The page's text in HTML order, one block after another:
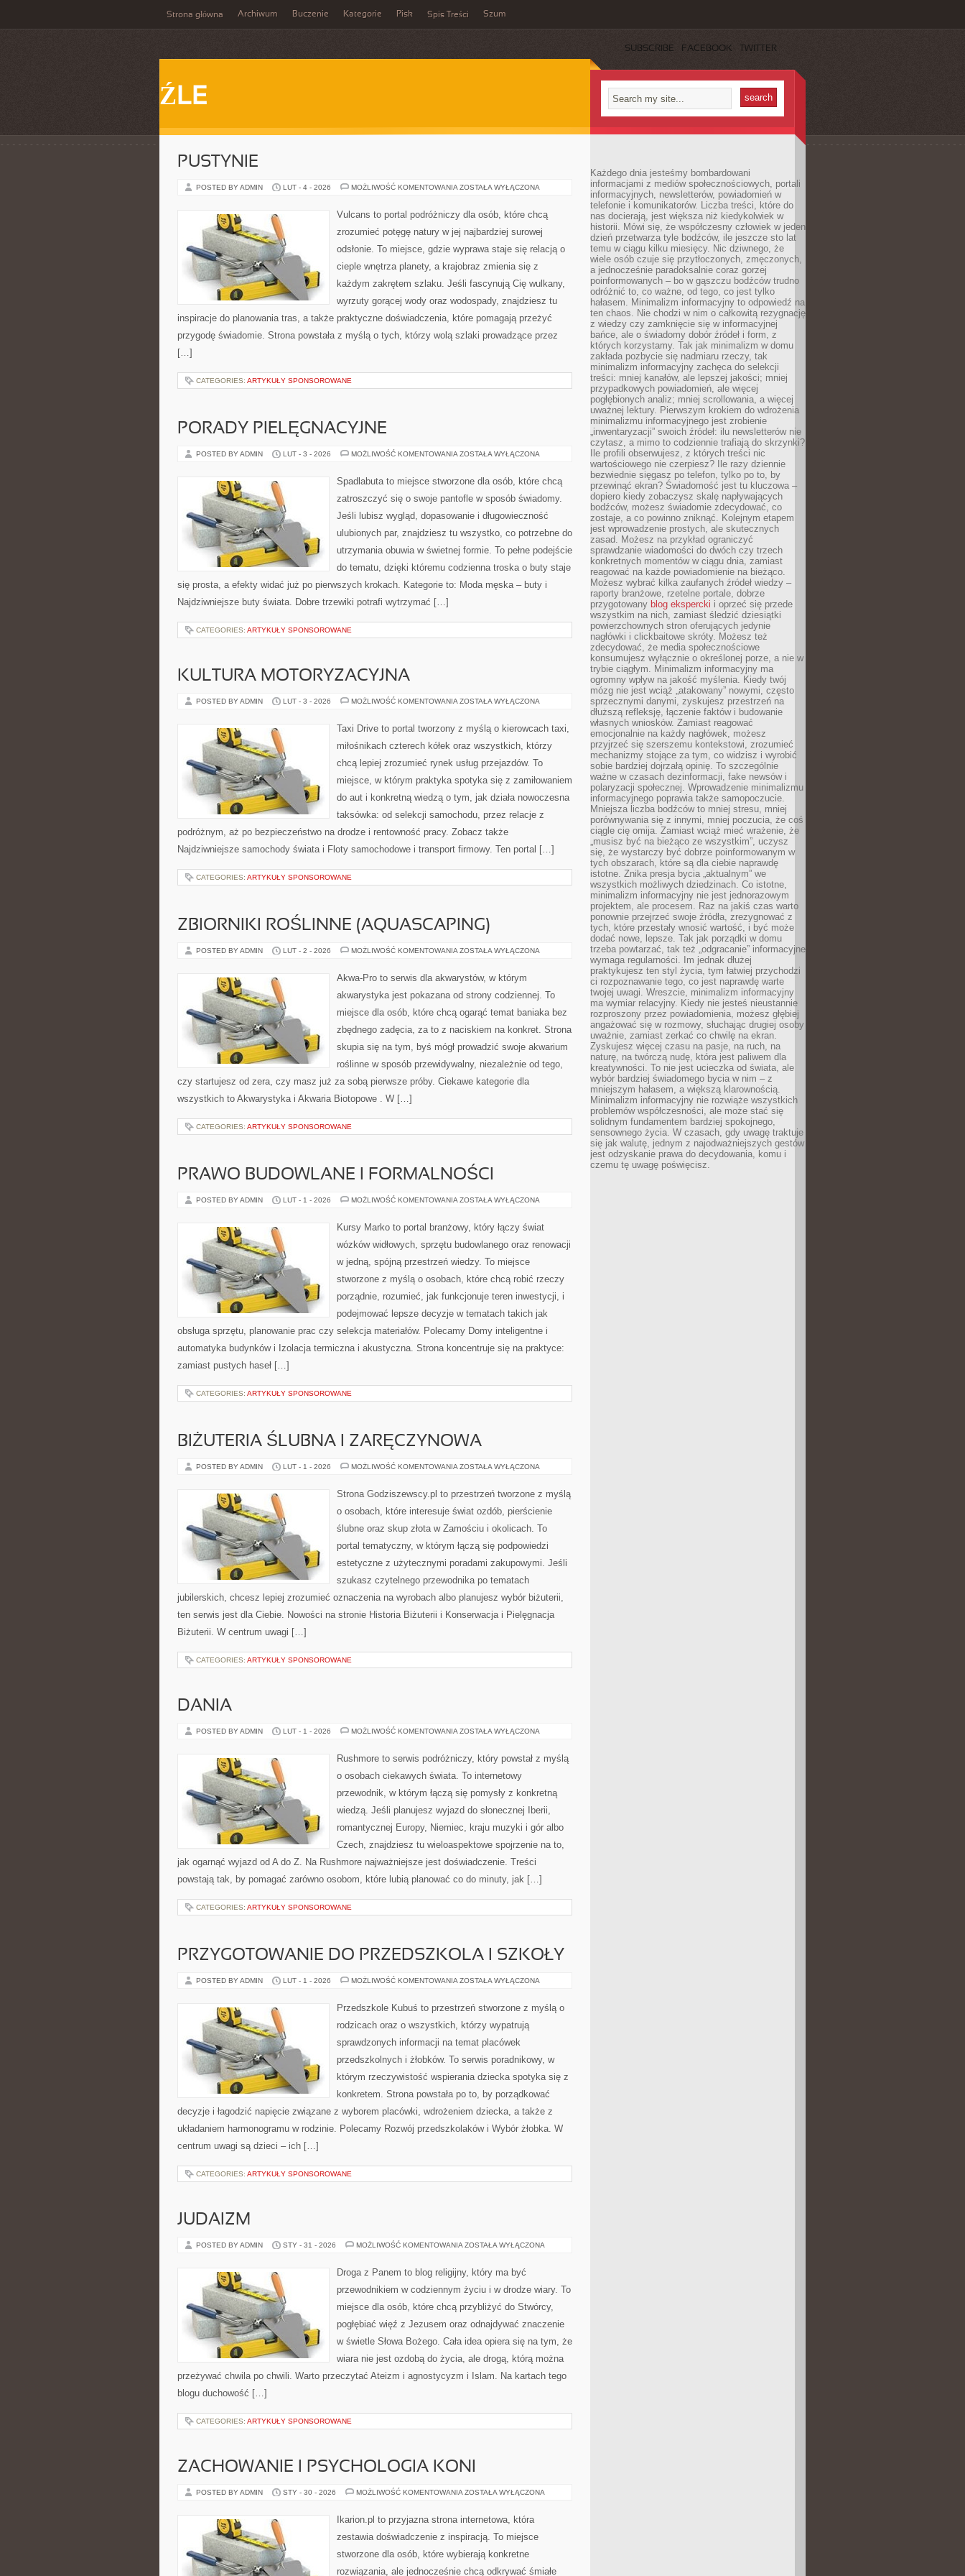
Strona główna Archiwum Buczenie Kategorie Pisk Spis Treści Szum
SUBSCRIBE FACEBOOK TWITTER
ŹLE
PUSTYNIE
POSTED BY ADMIN LUT - 4 - 2026 MOŻLIWOŚĆ KOMENTOWANIA PUSTYNIE
ZOSTAŁA WYŁĄCZONA
Vulcans to portal podróżniczy dla osób, które chcą
zrozumieć potęgę natury w jej najbardziej surowej
odsłonie. To miejsce, gdzie wyprawa staje się relacją o
cieple wnętrza planety, a krajobraz zmienia się z
każdym zakrętem szlaku. Jeśli fascynują Cię wulkany,
wyrzuty gorącej wody oraz wodospady, znajdziesz tu
inspiracje do planowania tras, a także praktyczne doświadczenia, które pomagają przeżyć
przygodę świadomie. Strona powstała z myślą o tych, którzy wolą szlaki prowadzące przez
[…]
CATEGORIES: ARTYKUŁY SPONSOROWANE
PORADY PIELĘGNACYJNE
POSTED BY ADMIN LUT - 3 - 2026 MOŻLIWOŚĆ KOMENTOWANIA PORADY
ZOSTAŁA WYŁĄCZONA
Spadlabuta to miejsce stworzone dla osób, które chcą
zatroszczyć się o swoje pantofle w sposób świadomy.
Jeśli lubisz wygląd, dopasowanie i długowieczność
ulubionych par, znajdziesz tu wszystko, co potrzebne do
utrzymania obuwia w świetnej formie. To pełne podejście
do tematu, dzięki któremu codzienna troska o buty staje
się prosta, a efekty widać już po pierwszych krokach. Kategorie to: Moda męska – buty i
Najdziwniejsze buty świata. Dobre trzewiki potrafi wytrzymać […]
CATEGORIES: ARTYKUŁY SPONSOROWANE
KULTURA MOTORYZACYJNA
POSTED BY ADMIN LUT - 3 - 2026 MOŻLIWOŚĆ KOMENTOWANIA KULTURA
ZOSTAŁA WYŁĄCZONA
Taxi Drive to portal tworzony z myślą o kierowcach taxi,
miłośnikach czterech kółek oraz wszystkich, którzy
chcą lepiej zrozumieć rynek usług przejazdów. To
miejsce, w którym praktyka spotyka się z zamiłowaniem
do aut i konkretną wiedzą o tym, jak działa nowoczesna
taksówka: od selekcji samochodu, przez relacje z
podróżnym, aż po bezpieczeństwo na drodze i rentowność pracy. Zobacz także
Najdziwniejsze samochody świata i Floty samochodowe i transport firmowy. Ten portal […]
CATEGORIES: ARTYKUŁY SPONSOROWANE
ZBIORNIKI ROŚLINNE (AQUASCAPING)
POSTED BY ADMIN LUT - 2 - 2026 MOŻLIWOŚĆ KOMENTOWANIA ZBIORNIKI
ZOSTAŁA WYŁĄCZONA
Akwa-Pro to serwis dla akwarystów, w którym
akwarystyka jest pokazana od strony codziennej. To
miejsce dla osób, które chcą ogarąć temat baniaka bez
zbędnego zadęcia, za to z naciskiem na konkret. Strona
skupia się na tym, byś mógł prowadzić swoje akwarium
roślinne w sposób przewidywalny, niezależnie od tego,
czy startujesz od zera, czy masz już za sobą pierwsze próby. Ciekawe kategorie dla
wszystkich to Akwarystyka i Akwaria Biotopowe . W […]
CATEGORIES: ARTYKUŁY SPONSOROWANE
PRAWO BUDOWLANE I FORMALNOŚCI
POSTED BY ADMIN LUT - 1 - 2026 MOŻLIWOŚĆ KOMENTOWANIA PRAWO
FORMALNOŚCI
ZOSTAŁA WYŁĄCZONA
Kursy Marko to portal branżowy, który łączy świat
wózków widłowych, sprzętu budowlanego oraz renowacji
w jedną, spójną przestrzeń wiedzy. To miejsce
stworzone z myślą o osobach, które chcą robić rzeczy
porządnie, rozumieć, jak funkcjonuje teren inwestycji, i
podejmować lepsze decyzje w tematach takich jak
obsługa sprzętu, planowanie prac czy selekcja materiałów. Polecamy Domy inteligentne i
automatyka budynków i Izolacja termiczna i akustyczna. Strona koncentruje się na praktyce:
zamiast pustych haseł […]
CATEGORIES: ARTYKUŁY SPONSOROWANE
BIŻUTERIA ŚLUBNA I ZARĘCZYNOWA
POSTED BY ADMIN LUT - 1 - 2026 MOŻLIWOŚĆ KOMENTOWANIA BIŻUTERIA
ZARĘCZYNOWA
ZOSTAŁA WYŁĄCZONA
Strona Godziszewscy.pl to przestrzeń tworzone z myślą
o osobach, które interesuje świat ozdób, pierścienie
ślubne oraz skup złota w Zamościu i okolicach. To
portal tematyczny, w którym łączą się podpowiedzi
estetyczne z użytecznymi poradami zakupowymi. Jeśli
szukasz czytelnego przewodnika po tematach
jubilerskich, chcesz lepiej zrozumieć oznaczenia na wyrobach albo planujesz wybór biżuterii,
ten serwis jest dla Ciebie. Nowości na stronie Historia Biżuterii i Konserwacja i Pielęgnacja
Biżuterii. W centrum uwagi […]
CATEGORIES: ARTYKUŁY SPONSOROWANE
DANIA
POSTED BY ADMIN LUT - 1 - 2026 MOŻLIWOŚĆ KOMENTOWANIA DANIA
ZOSTAŁA WYŁĄCZONA
Rushmore to serwis podróżniczy, który powstał z myślą
o osobach ciekawych świata. To internetowy
przewodnik, w którym łączą się pomysły z konkretną
wiedzą. Jeśli planujesz wyjazd do słonecznej Iberii,
romantycznej Europy, Niemiec, kraju muzyki i gór albo
Czech, znajdziesz tu wieloaspektowe spojrzenie na to,
jak ogarnąć wyjazd od A do Z. Na Rushmore najważniejsze jest doświadczenie. Treści
powstają tak, by pomagać zarówno osobom, które lubią planować co do minuty, jak […]
CATEGORIES: ARTYKUŁY SPONSOROWANE
PRZYGOTOWANIE DO PRZEDSZKOLA I SZKOŁY
POSTED BY ADMIN LUT - 1 - 2026 MOŻLIWOŚĆ KOMENTOWANIA PRZYGOTOWANIE
SZKOŁY
ZOSTAŁA WYŁĄCZONA
Przedszkole Kubuś to przestrzeń stworzone z myślą o
rodzicach oraz o wszystkich, którzy wypatrują
sprawdzonych informacji na temat placówek
przedszkolnych i żłobków. To serwis poradnikowy, w
którym rzeczywistość wspierania dziecka spotyka się z
konkretem. Strona powstała po to, by porządkować
decyzje i łagodzić napięcie związane z wyborem placówki, wdrożeniem dziecka, a także z
układaniem harmonogramu w rodzinie. Polecamy Rozwój przedszkolaków i Wybór żłobka. W
centrum uwagi są dzieci – ich […]
CATEGORIES: ARTYKUŁY SPONSOROWANE
JUDAIZM
POSTED BY ADMIN STY - 31 - 2026 MOŻLIWOŚĆ KOMENTOWANIA JUDAIZM
ZOSTAŁA WYŁĄCZONA
Droga z Panem to blog religijny, który ma być
przewodnikiem w codziennym życiu i w drodze wiary. To
miejsce dla osób, które chcą przybliżyć do Stwórcy,
pogłębiać więź z Jezusem oraz odnajdywać znaczenie
w świetle Słowa Bożego. Cała idea opiera się na tym, że
wiara nie jest ozdobą do życia, ale drogą, którą można
przeżywać chwila po chwili. Warto przeczytać Ateizm i agnostycyzm i Islam. Na kartach tego
blogu duchowość […]
CATEGORIES: ARTYKUŁY SPONSOROWANE
ZACHOWANIE I PSYCHOLOGIA KONI
POSTED BY ADMIN STY - 30 - 2026 MOŻLIWOŚĆ KOMENTOWANIA ZACHOWANIE
KONI
ZOSTAŁA WYŁĄCZONA
Ikarion.pl to przyjazna strona internetowa, która
zestawia doświadczenie z inspiracją. To miejsce
stworzone dla osób, które wybierają konkretne
rozwiązania, ale jednocześnie chcą odkrywać śmiałe
Każdego dnia jesteśmy bombardowani
informacjami z mediów społecznościowych, portali
informacyjnych, newsletterów, powiadomień w
telefonie i komunikatorów. Liczba treści, które do
nas docierają, jest większa niż kiedykolwiek w
historii. Mówi się, że współczesny człowiek w jeden
dzień przetwarza tyle bodźców, ile jeszcze sto lat
temu w ciągu kilku miesięcy. Nic dziwnego, że
wiele osób czuje się przytłoczonych, zmęczonych,
a jednocześnie paradoksalnie coraz gorzej
poinformowanych – bo w gąszczu bodźców trudno
odróżnić to, co ważne, od tego, co jest tylko
hałasem. Minimalizm informacyjny to odpowiedź na
ten chaos. Nie chodzi w nim o całkowitą rezygnację
z wiedzy czy zamknięcie się w informacyjnej
bańce, ale o świadomy dobór źródeł i form, z
których korzystamy. Tak jak minimalizm w domu
zakłada pozbycie się nadmiaru rzeczy, tak
minimalizm informacyjny zachęca do selekcji
treści: mniej kanałów, ale lepszej jakości; mniej
przypadkowych powiadomień, ale więcej
pogłębionych analiz; mniej scrollowania, a więcej
uważnej lektury. Pierwszym krokiem do wdrożenia
minimalizmu informacyjnego jest zrobienie
„inwentaryzacji” swoich źródeł: ilu newsletterów nie
czytasz, a mimo to codziennie trafiają do skrzynki?
Ile profili obserwujesz, z których treści nic
wartościowego nie czerpiesz? Ile razy dziennie
bezwiednie sięgasz po telefon, tylko po to, by
przewinąć ekran? Świadomość jest tu kluczowa –
dopiero kiedy zobaczysz skalę napływających
bodźców, możesz świadomie zdecydować, co
zostaje, a co powinno zniknąć. Kolejnym etapem
jest wprowadzenie prostych, ale skutecznych
zasad. Możesz na przykład ograniczyć
sprawdzanie wiadomości do dwóch czy trzech
konkretnych momentów w ciągu dnia, zamiast
reagować na każde powiadomienie na bieżąco.
Możesz wybrać kilka zaufanych źródeł wiedzy –
raporty branżowe, rzetelne portale, dobrze
przygotowany blog ekspercki i oprzeć się przede
wszystkim na nich, zamiast śledzić dziesiątki
powierzchownych stron oferujących jedynie
nagłówki i clickbaitowe skróty. Możesz też
zdecydować, że media społecznościowe
konsumujesz wyłącznie o określonej porze, a nie w
trybie ciągłym. Minimalizm informacyjny ma
ogromny wpływ na jakość myślenia. Kiedy twój
mózg nie jest wciąż „atakowany” nowymi, często
sprzecznymi danymi, zyskujesz przestrzeń na
dłuższą refleksję, łączenie faktów i budowanie
własnych wniosków. Zamiast reagować
emocjonalnie na każdy nagłówek, możesz
przyjrzeć się szerszemu kontekstowi, zrozumieć
mechanizmy stojące za tym, co widzisz i wyrobić
sobie bardziej dojrzałą opinię. To szczególnie
ważne w czasach dezinformacji, fake newsów i
polaryzacji społecznej. Wprowadzenie minimalizmu
informacyjnego poprawia także samopoczucie.
Mniejsza liczba bodźców to mniej stresu, mniej
porównywania się z innymi, mniej poczucia, że coś
ciągle cię omija. Zamiast wciąż mieć wrażenie, że
„musisz być na bieżąco ze wszystkim”, uczysz
się, że wystarczy być dobrze poinformowanym w
tych obszarach, które są dla ciebie naprawdę
istotne. Znika presja bycia „aktualnym” we
wszystkich możliwych dziedzinach. Co istotne,
minimalizm informacyjny nie jest jednorazowym
projektem, ale procesem. Raz na jakiś czas warto
ponownie przejrzeć swoje źródła, zrezygnować z
tych, które przestały wnosić wartość, i być może
dodać nowe, lepsze. Tak jak porządki w domu
trzeba powtarzać, tak też „odgracanie” informacyjne
wymaga regularności. Im jednak dłużej
praktykujesz ten styl życia, tym łatwiej przychodzi
ci rozpoznawanie tego, co jest naprawdę warte
twojej uwagi. Wreszcie, minimalizm informacyjny
ma wymiar relacyjny. Kiedy nie jesteś nieustannie
rozproszony przez powiadomienia, możesz głębiej
angażować się w rozmowy, słuchając drugiej osoby
uważnie, zamiast zerkać co chwilę na ekran.
Zyskujesz więcej czasu na pasje, na ruch, na
naturę, na twórczą nudę, która jest paliwem dla
kreatywności. To nie jest ucieczka od świata, ale
wybór bardziej świadomego bycia w nim – z
mniejszym hałasem, a większą klarownością.
Minimalizm informacyjny nie rozwiąże wszystkich
problemów współczesności, ale może stać się
solidnym fundamentem bardziej spokojnego,
sensownego życia. W czasach, gdy uwagę traktuje
się jak walutę, jednym z najodważniejszych gestów
jest odzyskanie prawa do decydowania, komu i
czemu tę uwagę poświęcisz.